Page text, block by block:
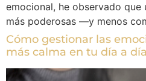
emocional, he observado que
más poderosas —y menos
Cómo gestionar las
más calma en tu día a día